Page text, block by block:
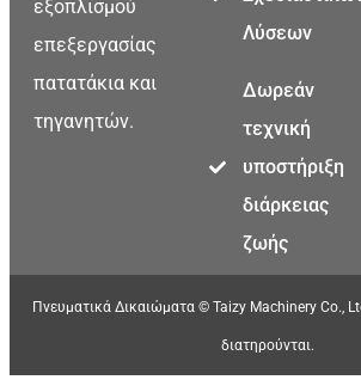
εξοπλισμού
επεξεργασίας
πατατάκια και
τηγανητών.
Λύσεων
Δωρεάν
τεχνική
υποστήριξη
διάρκειας
ζωής
Πνευματικά Δικαιώματα © Taizy Machinery Co.,
διατηρούνται.